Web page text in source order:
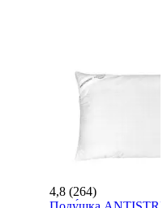
4,8 (264)